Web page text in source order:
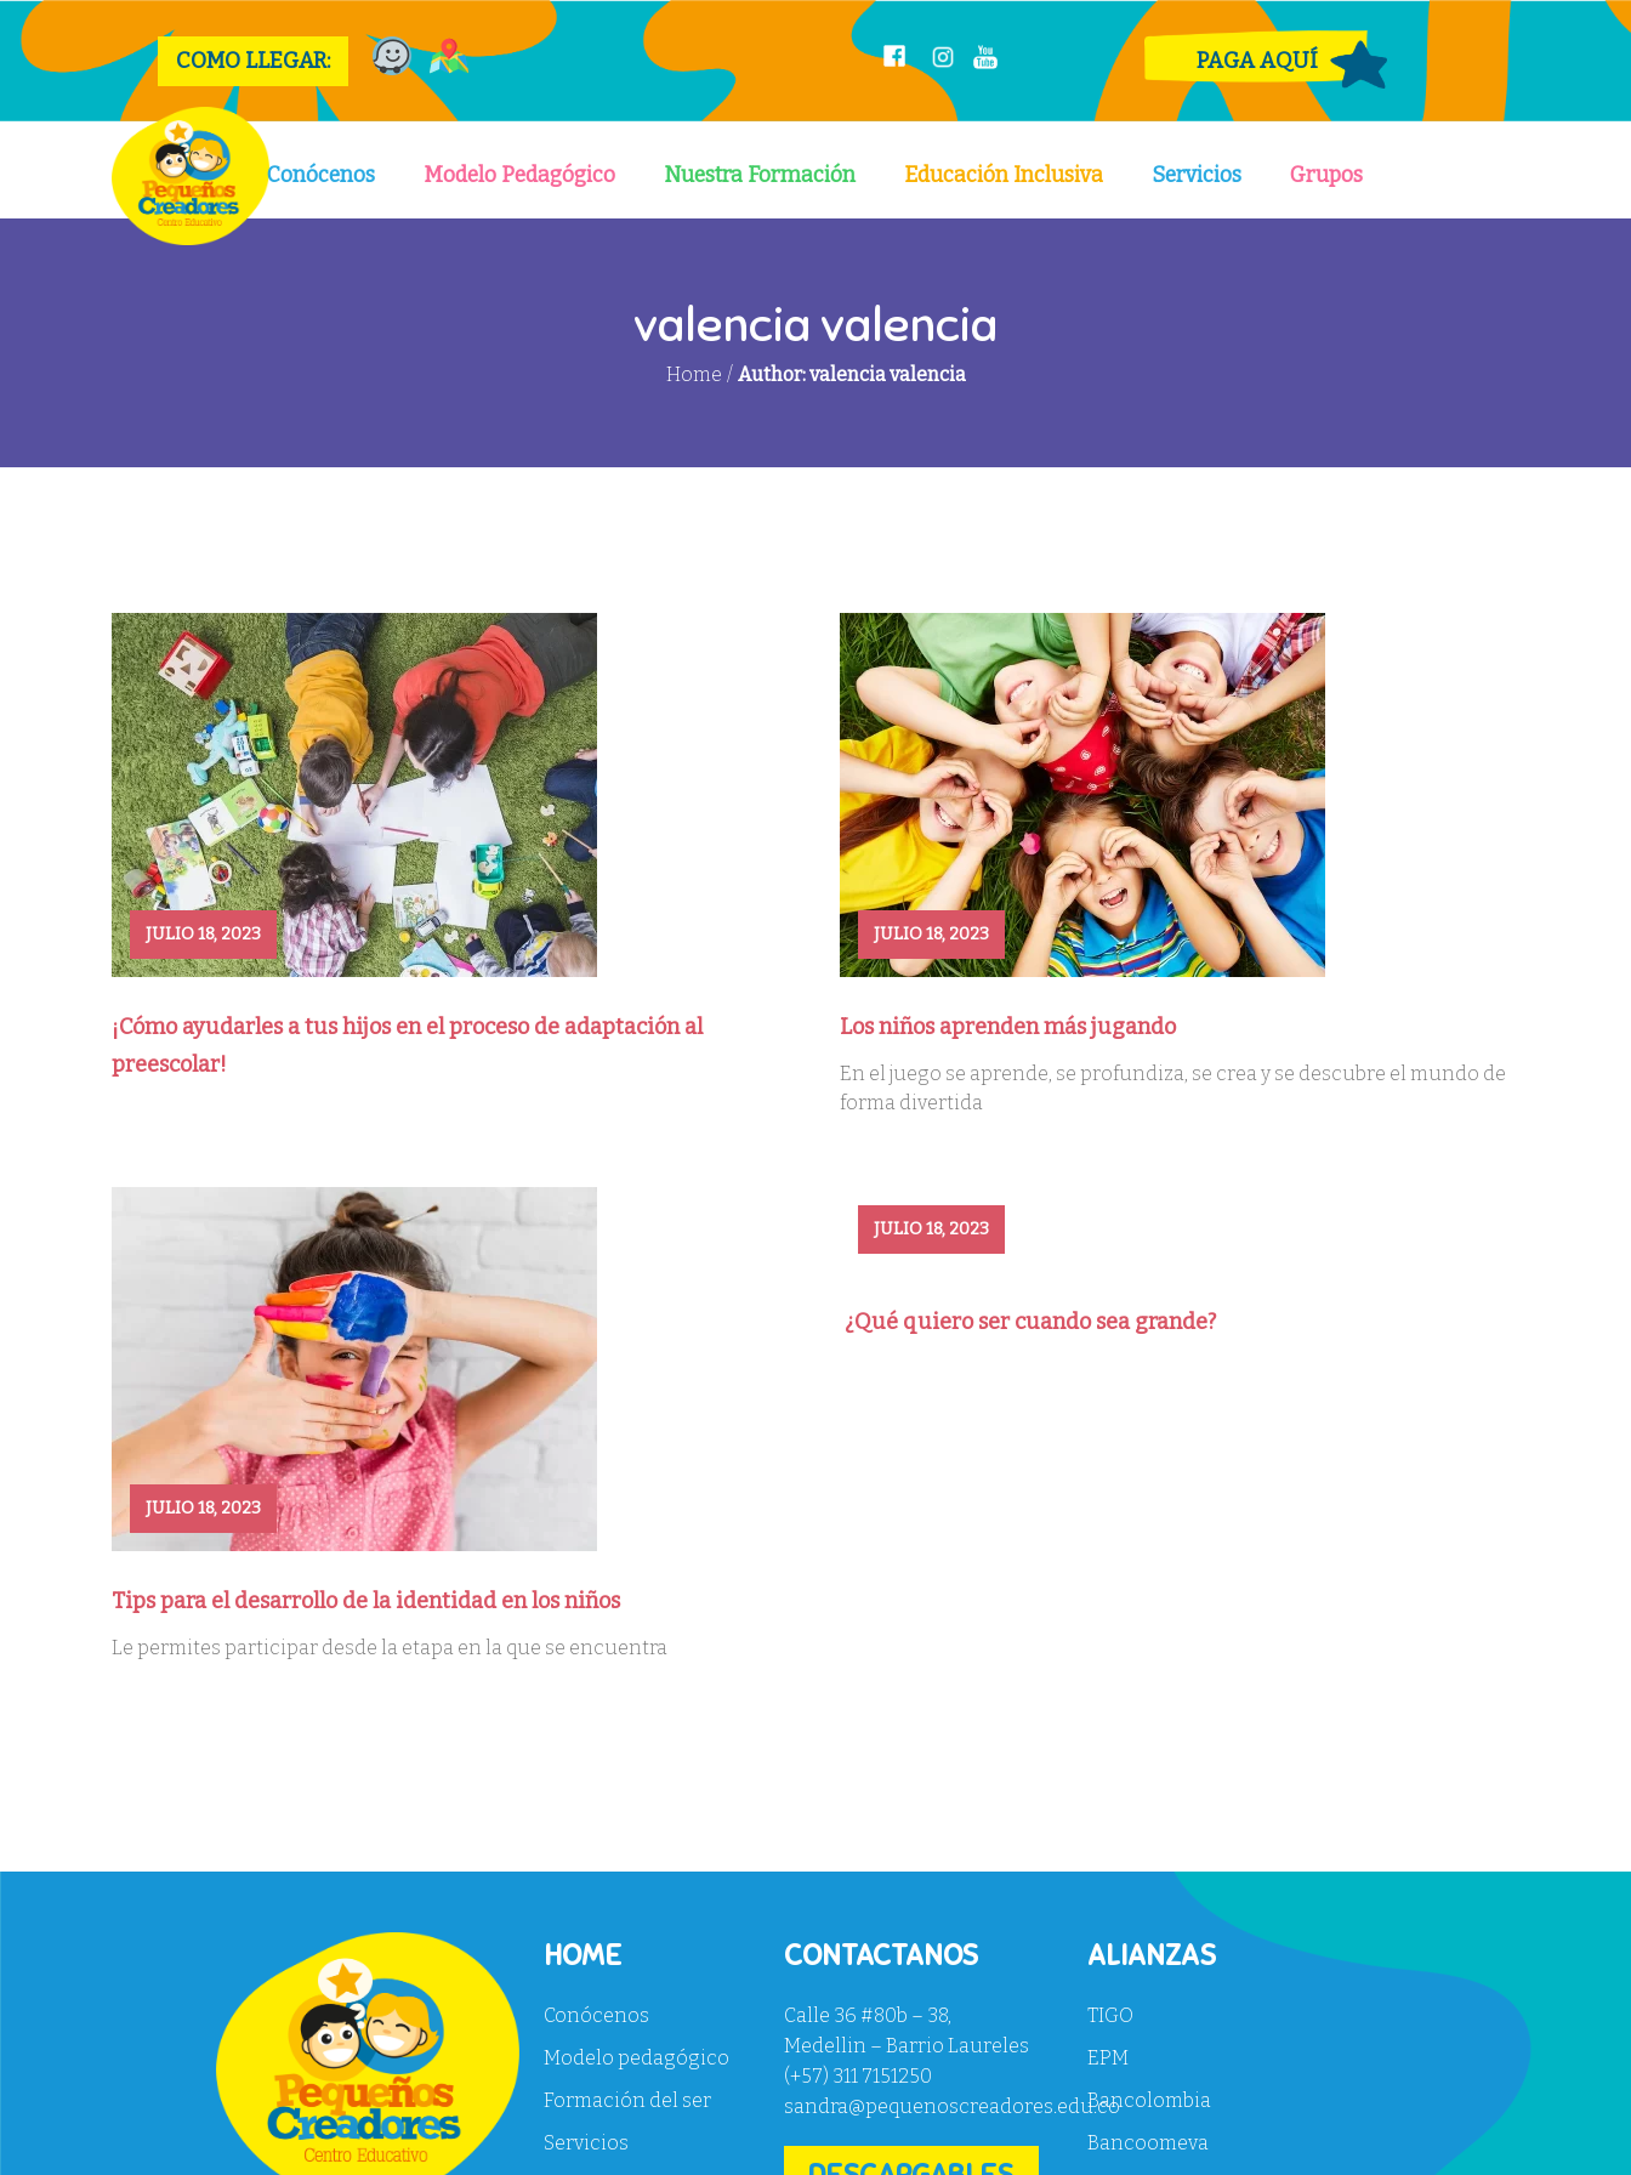
COMO LLEGAR: PAGA AQUÍ
Conócenos Modelo Pedagógico Nuestra Formación Educación Inclusiva Servicios Grupos
valencia valencia
Home / Author: valencia valencia
JULIO 18, 2023
¡Cómo ayudarles a tus hijos en el proceso de adaptación al
preescolar!
JULIO 18, 2023
Los niños aprenden más jugando
En el juego se aprende, se profundiza, se crea y se descubre el mundo de
forma divertida
JULIO 18, 2023
Tips para el desarrollo de la identidad en los niños
Le permites participar desde la etapa en la que se encuentra
JULIO 18, 2023
¿Qué quiero ser cuando sea grande?
HOME
Conócenos
Modelo pedagógico
Formación del ser
Servicios
CONTACTANOS
Calle 36 #80b – 38,
Medellin – Barrio Laureles
(+57) 311 7151250
sandra@pequenoscreadores.edu.co
ALIANZAS
TIGO
EPM
Bancolombia
Bancoomeva